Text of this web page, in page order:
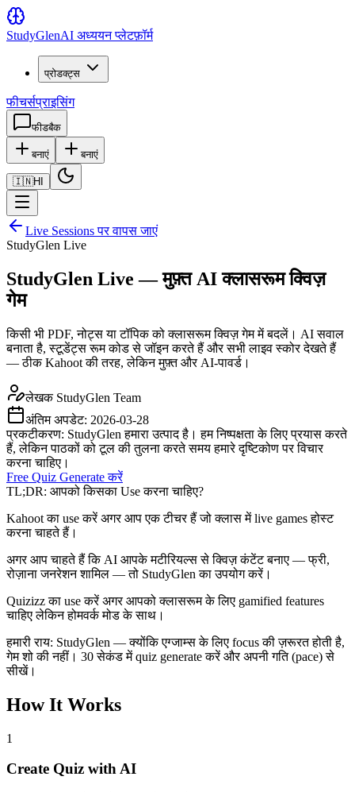
StudyGlenAI अध्ययन प्लेटफ़ॉर्म
प्रोडक्ट्स
फीचर्सप्राइसिंग
फीडबैक
बनाएं बनाएं
🇮🇳HI
Live Sessions पर वापस जाएं
StudyGlen Live
StudyGlen Live — मुफ़्त AI क्लासरूम क्विज़
गेम
किसी भी PDF, नोट्स या टॉपिक को क्लासरूम क्विज़ गेम में बदलें। AI सवाल
बनाता है, स्टूडेंट्स रूम कोड से जॉइन करते हैं और सभी लाइव स्कोर देखते हैं
— ठीक Kahoot की तरह, लेकिन मुफ़्त और AI-पावर्ड।
लेखक StudyGlen Team
अंतिम अपडेट: 2026-03-28
प्रकटीकरण: StudyGlen हमारा उत्पाद है। हम निष्पक्षता के लिए प्रयास करते
हैं, लेकिन पाठकों को टूल की तुलना करते समय हमारे दृष्टिकोण पर विचार
करना चाहिए।
Free Quiz Generate करें
TL;DR: आपको किसका Use करना चाहिए?
Kahoot का use करें अगर आप एक टीचर हैं जो क्लास में live games होस्ट
करना चाहते हैं।
अगर आप चाहते हैं कि AI आपके मटीरियल्स से क्विज़ कंटेंट बनाए — फ्री,
रोज़ाना जनरेशन शामिल — तो StudyGlen का उपयोग करें।
Quizizz का use करें अगर आपको क्लासरूम के लिए gamified features
चाहिए लेकिन होमवर्क मोड के साथ।
हमारी राय: StudyGlen — क्योंकि एग्जाम्स के लिए focus की ज़रूरत होती है,
गेम शो की नहीं। 30 सेकंड में quiz generate करें और अपनी गति (pace) से
सीखें।
How It Works
1
Create Quiz with AI